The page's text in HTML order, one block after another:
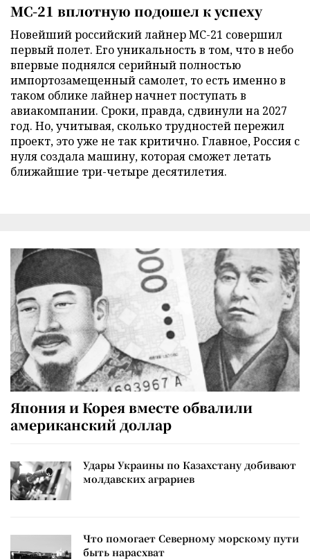
МС-21 вплотную подошел к успеху
Новейший российский лайнер МС-21 совершил
первый полет. Его уникальность в том, что в небо
впервые поднялся серийный полностью
импортозамещенный самолет, то есть именно в
таком облике лайнер начнет поступать в
авиакомпании. Сроки, правда, сдвинули на 2027
год. Но, учитывая, сколько трудностей пережил
проект, это уже не так критично. Главное, Россия с
нуля создала машину, которая сможет летать
ближайшие три-четыре десятилетия.
Япония и Корея вместе обвалили
американский доллар
Удары Украины по Казахстану добивают
молдавских аграриев
Что помогает Северному морскому пути
быть нарасхват